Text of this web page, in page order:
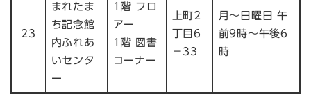
23
まれたま
ち記念館
内ふれあ
いセンタ
ー
1階 フロ
アー
1階 図書
コーナー
上町2
丁目6
－33
月～日曜日 午
前9時～午後6
時